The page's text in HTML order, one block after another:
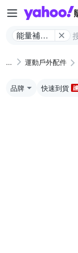
能量補給
運動戶外配件
品牌 快速到貨